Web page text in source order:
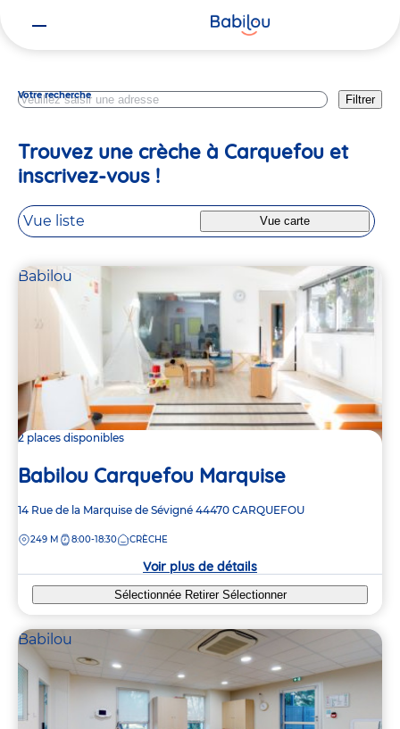
Votre recherche Filtrer
Trouvez une crèche à Carquefou et
inscrivez-vous !
Vue liste Vue carte
Babilou
2 places disponibles
Babilou Carquefou Marquise
Adresse
la
14 Rue de la Marquise de Sévigné 44470 CARQUEFOU
DISTANCE
249 M 8:00-18:30 CRÈCHE
Voir plus de détails
Sélectionnée Retirer Sélectionner
Babilou